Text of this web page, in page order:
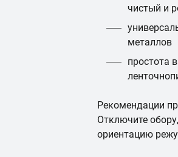
чистый и
металлов
простота
Рекомендации
Отключите
ориентацию